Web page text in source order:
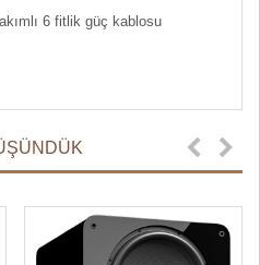
6 fitlik güç kablosu